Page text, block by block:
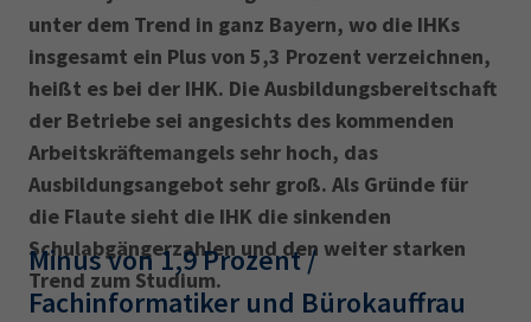
Magazin Log-in
unter dem Trend in ganz Bayern, wo die IHKs
insgesamt ein Plus von 5,3 Prozent verzeichnen,
heißt es bei der IHK. Die Ausbildungsbereitschaft
der Betriebe sei angesichts des kommenden
Arbeits­kräfte­mangels sehr hoch, das
Ausbildungsangebot sehr groß. Als Gründe für
die Flaute sieht die IHK die sinkenden
Schulabgängerzahlen und den weiter starken
Trend zum Studium.
Minus von 1,9 Prozent /
Fachinformatiker und Bürokauffrau